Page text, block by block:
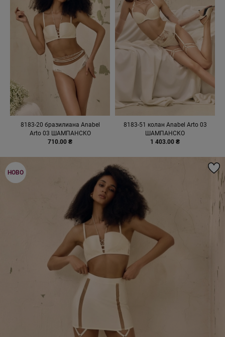
8183-20 бразилиана Anabel
Arto 03 ШАМПАНСКО
710.00 ₴
8183-51 колан Anabel Arto 03
ШАМПАНСКО
1 403.00 ₴
НОВО